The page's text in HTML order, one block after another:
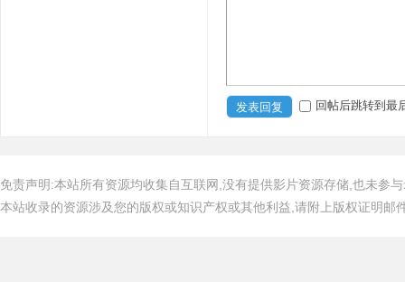
发表回复 回帖后跳转到最
免责声明:本站所有资源均收集自互联网,没有提供影片资源存储,也未参
本站收录的资源涉及您的版权或知识产权或其他利益,请附上版权证明